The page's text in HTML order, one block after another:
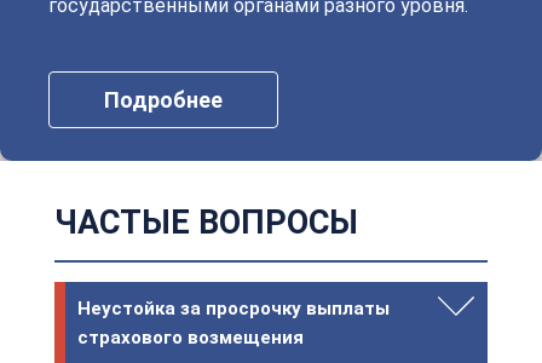
государственными органами разного уровня.
Подробнее
ЧАСТЫЕ ВОПРОСЫ
Неустойка за просрочку выплаты
страхового возмещения